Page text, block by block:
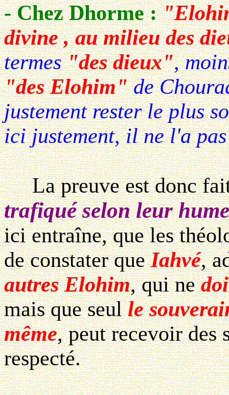
- Chez Dhorme :
divine , au milieu des
termes"des dieux",
"des Elohim"de
justement rester le plus
ici justement, il ne l'a
La preuve est donc
trafiqué selon leur
ici entraîne, que les
de constater queIahvé,
autres Elohim, qui ne
mais que seulle
même, peut recevoir des
respecté.